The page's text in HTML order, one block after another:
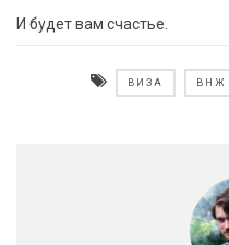
И будет вам счастье.
ВИЗА ВНЖ